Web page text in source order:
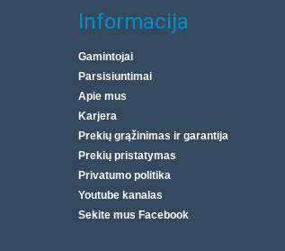
Informacija
Gamintojai
Parsisiuntimai
Apie mus
Karjera
Prekių grąžinimas ir garantija
Prekių pristatymas
Privatumo politika
Youtube kanalas
Sekite mus Facebook